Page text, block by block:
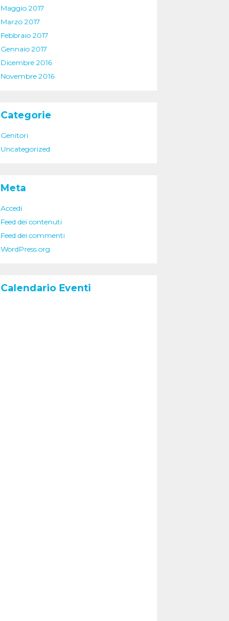
Maggio 2017
Marzo 2017
Febbraio 2017
Gennaio 2017
Dicembre 2016
Novembre 2016
Categorie
Genitori
Uncategorized
Meta
Accedi
Feed dei contenuti
Feed dei commenti
WordPress.org
Calendario Eventi